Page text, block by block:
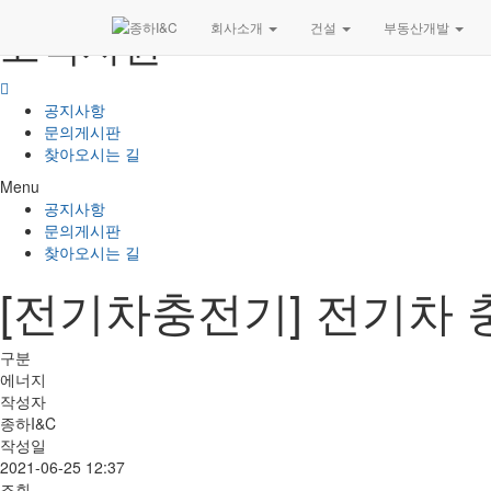
회사소개 건설 부동산개발
고객지원
공지사항
문의게시판
찾아오시는 길
Menu
공지사항
문의게시판
찾아오시는 길
[전기차충전기] 전기차
구분
에너지
작성자
종하I&C
작성일
2021-06-25 12:37